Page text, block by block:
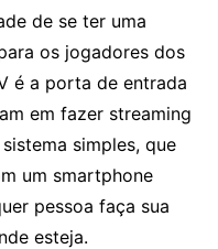
de se ter uma
os jogadores dos
é a porta de entrada
em fazer streaming
simples, que
um smartphone
pessoa faça sua
esteja.